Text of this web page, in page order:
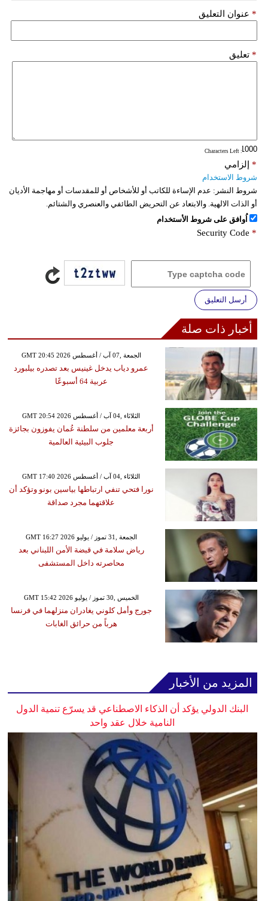
عنوان التعليق *
تعليق *
: Characters Left
إلزامي *
شروط الاستخدام
شروط النشر: عدم الإساءة للكاتب أو للأشخاص أو للمقدسات أو مهاجمة الأديان
أو الذات الالهية. والابتعاد عن التحريض الطائفي والعنصري والشتائم.
اُوافق على شروط الأستخدام
Security Code *
أرسل التعليق
أخبار ذات صلة
GMT 20:45 2026 الجمعة ,07 آب / أغسطس
عمرو دياب يدخل غينيس بعد تصدره بيلبورد
عربية 64 أسبوعًا
GMT 20:54 2026 الثلاثاء ,04 آب / أغسطس
أربعة معلمين من سلطنة عُمان يفوزون بجائزة
جلوب البيئية العالمية
GMT 17:40 2026 الثلاثاء ,04 آب / أغسطس
نورا فتحي تنفي ارتباطها بياسين بونو وتؤكد أن
علاقتهما مجرد صداقة
GMT 16:27 2026 الجمعة ,31 تموز / يوليو
رياض سلامة في قبضة الأمن اللبناني بعد
محاصرته داخل المستشفى
GMT 15:42 2026 الخميس ,30 تموز / يوليو
جورج وأمل كلوني يغادران منزلهما في فرنسا
هرباً من حرائق الغابات
المزيد من الأخبار
البنك الدولي يؤكد أن الذكاء الاصطناعي قد يسرّع تنمية الدول
النامية خلال عقد واحد